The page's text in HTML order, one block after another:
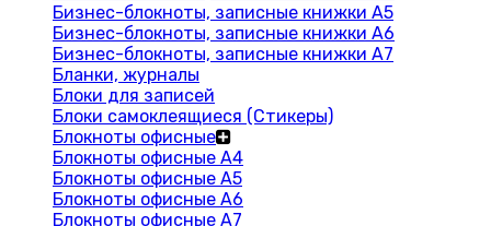
Бизнес-блокноты, записные книжки А5
Бизнес-блокноты, записные книжки А6
Бизнес-блокноты, записные книжки А7
Бланки, журналы
Блоки для записей
Блоки самоклеящиеся (Стикеры)
Блокноты офисные
Блокноты офисные A4
Блокноты офисные A5
Блокноты офисные A6
Блокноты офисные A7